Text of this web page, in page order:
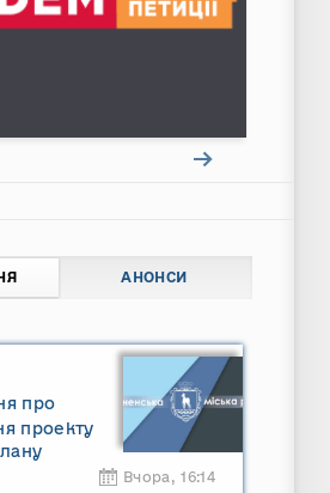
АНОНСИ
про
проекту
Вчора, 16:14